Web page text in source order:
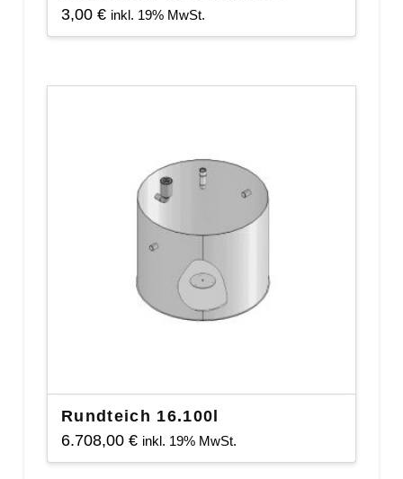
3,00 € inkl. 19% MwSt.
Rundteich 16.100l
6.708,00 € inkl. 19% MwSt.